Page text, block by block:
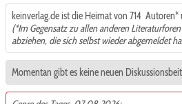
keinverlag.de ist die Heimat von 714 Autoren*
(*Im Gegensatz zu allen anderen
abziehen, die sich selbst wieder abgemeldet
Momentan gibt es keine neuen